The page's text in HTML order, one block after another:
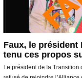
Faux, le président
tenu ces propos
Le président de la Transition